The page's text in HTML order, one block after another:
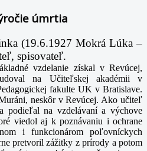
úmrtia
(19.6.1927 Mokrá Lúka –
spisovateľ.
vzdelanie získal v Revúcej,
na Učiteľskej akadémii v
fakulte UK v Bratislave.
neskôr v Revúcej. Ako učiteľ
podieľal na vzdelávaní a výchove
viedol aj k poznávaniu i ochrane
i funkcionárom poľovníckych
pretvoril zážitky z prírody a potom